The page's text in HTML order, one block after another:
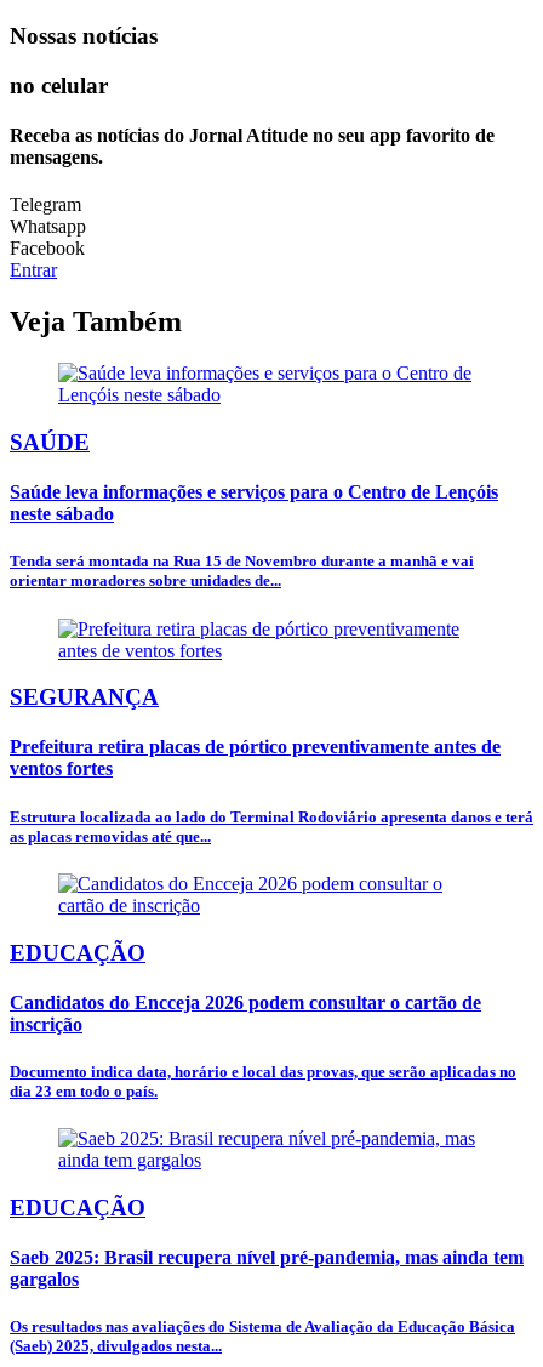
Nossas notícias
no celular
Receba as notícias do Jornal Atitude no seu app favorito de
mensagens.
Telegram
Whatsapp
Facebook
Entrar
Veja Também
SAÚDE
Saúde leva informações e serviços para o Centro de Lençóis
neste sábado
Tenda será montada na Rua 15 de Novembro durante a manhã e vai
orientar moradores sobre unidades de...
SEGURANÇA
Prefeitura retira placas de pórtico preventivamente antes de
ventos fortes
Estrutura localizada ao lado do Terminal Rodoviário apresenta danos e terá
as placas removidas até que...
EDUCAÇÃO
Candidatos do Encceja 2026 podem consultar o cartão de
inscrição
Documento indica data, horário e local das provas, que serão aplicadas no
dia 23 em todo o país.
EDUCAÇÃO
Saeb 2025: Brasil recupera nível pré-pandemia, mas ainda tem
gargalos
Os resultados nas avaliações do Sistema de Avaliação da Educação Básica
(Saeb) 2025, divulgados nesta...